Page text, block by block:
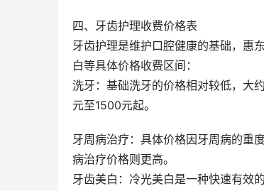
四、牙齿护理收费价格表
牙齿护理是维护口腔健康的基础，惠
白等具体价格收费区间：
洗牙：基础洗牙的价格相对较低，大
元至1500元起。
牙周病治疗：具体价格因牙周病的重
病治疗价格则更高。
牙齿美白：冷光美白是一种快速有效